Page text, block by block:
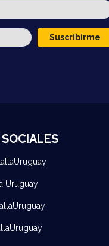
Suscribirme
Uruguay